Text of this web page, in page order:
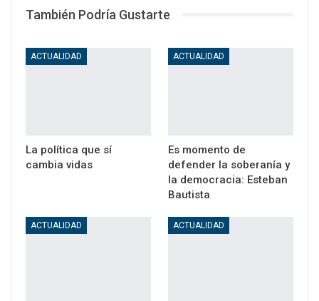
También Podría Gustarte
ACTUALIDAD
La política que sí
cambia vidas
ACTUALIDAD
Es momento de
defender la soberanía y
la democracia: Esteban
Bautista
ACTUALIDAD ACTUALIDAD